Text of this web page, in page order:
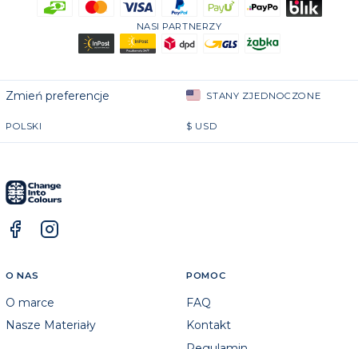
NASI PARTNERZY
Zmień preferencje STANY ZJEDNOCZONE
POLSKI $ USD
O NAS
O marce
Nasze Materiały
POMOC
FAQ
Kontakt